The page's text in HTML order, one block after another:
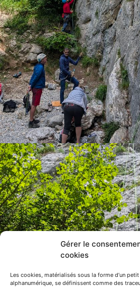
Gérer le
cookies
Les cookies, matérialisés sous la forme d’un
alphanumérique, se définissent comme des